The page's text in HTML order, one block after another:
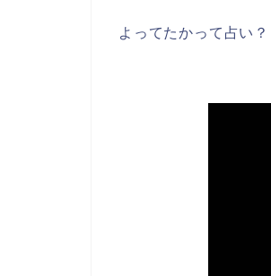
よってたかって占い